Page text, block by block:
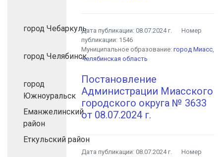
город Чебаркуль
город Челябинск
город
Южноуральск
Еманжелинский
район
Еткульский район
Дата публикации:08.07.2024 г.
Номер
публикации: 1546
Муниципальное образование:город Миасс,
Челябинская область
Постановление
Администрации Миасского
городского округа № 3633
от 08.07.2024 г.
Дата публикации:08.07.2024 г.
Номер